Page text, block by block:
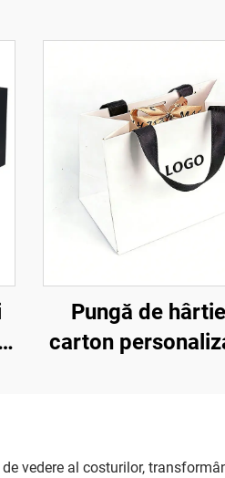
Pungă de
carton
personalizate
vedere al costurilor,